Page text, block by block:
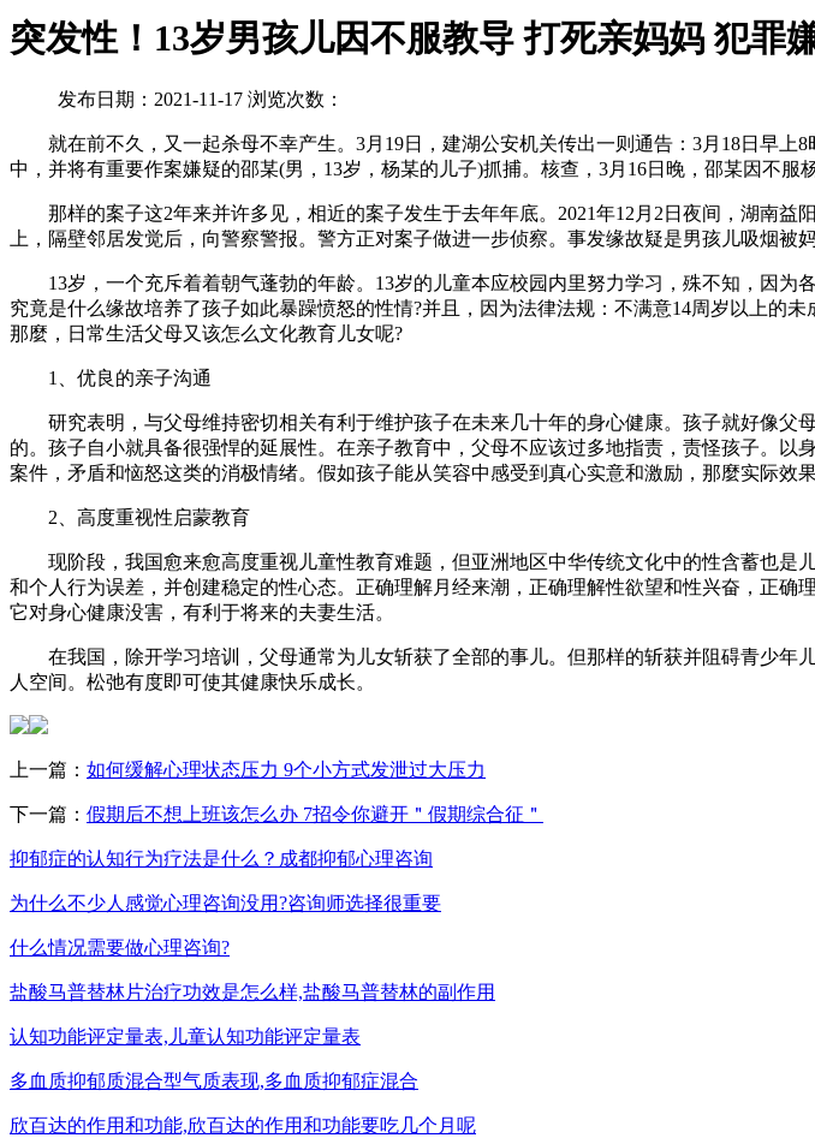
突发性！13岁男孩儿因不服教导 打死亲妈妈 犯罪
发布日期：2021-11-17 浏览次数：
就在前不久，又一起杀母不幸产生。3月19日，建湖公安机关传出一则通告：3月18日早上
中，并将有重要作案嫌疑的邵某(男，13岁，杨某的儿子)抓捕。核查，3月16日晚，邵某因不
那样的案子这2年来并许多见，相近的案子发生于去年年底。2021年12月2日夜间，湖南益
上，隔壁邻居发觉后，向警察警报。警方正对案子做进一步侦察。事发缘故疑是男孩儿吸烟被
13岁，一个充斥着着朝气蓬勃的年龄。13岁的儿童本应校园内里努力学习，殊不知，因为
究竟是什么缘故培养了孩子如此暴躁愤怒的性情?并且，因为法律法规：不满意14周岁以上的
那麼，日常生活父母又该怎么文化教育儿女呢?
1、优良的亲子沟通
研究表明，与父母维持密切相关有利于维护孩子在未来几十年的身心健康。孩子就好像父
的。孩子自小就具备很强悍的延展性。在亲子教育中，父母不应该过多地指责，责怪孩子。
案件，矛盾和恼怒这类的消极情绪。假如孩子能从笑容中感受到真心实意和激励，那麼实际效
2、高度重视性启蒙教育
现阶段，我国愈来愈高度重视儿童性教育难题，但亚洲地区中华传统文化中的性含蓄也是
和个人行为误差，并创建稳定的性心态。正确理解月经来潮，正确理解性欲望和性兴奋，正
它对身心健康没害，有利于将来的夫妻生活。
在我国，除开学习培训，父母通常为儿女斩获了全部的事儿。但那样的斩获并阻碍青少年
人空间。松弛有度即可使其健康快乐成长。
上一篇： 如何缓解心理状态压力 9个小方式发泄过大压力
下一篇： 假期后不想上班该怎么办 7招令你避开＂假期综合征＂
抑郁症的认知行为疗法是什么？成都抑郁心理咨询
为什么不少人感觉心理咨询没用?咨询师选择很重要
什么情况需要做心理咨询?
盐酸马普替林片治疗功效是怎么样,盐酸马普替林的副作用
认知功能评定量表,儿童认知功能评定量表
多血质抑郁质混合型气质表现,多血质抑郁症混合
欣百达的作用和功能,欣百达的作用和功能要吃几个月呢